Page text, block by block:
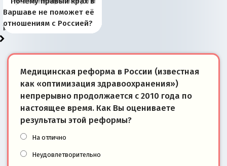
рыбопромысловые
районы Баренцева
моря
отличаются от «Яблока»
тем, что они -
победители
Запада рассказала о
«переобувании» хозяев
перемены: 15 шагов к
суверенной экономике
Европы
сбрасывать балласт
Анкориджа
года: первые уступки во
внутренней политике
сегодня
Варшаве не поможет её
отношениям с Россией?
Медицинская реформа в России (известная
как «оптимизация здравоохранения»)
непрерывно продолжается с 2010 года по
настоящее время. Как Вы оцениваете
результаты этой реформы?
На отлично
Неудовлетворительно